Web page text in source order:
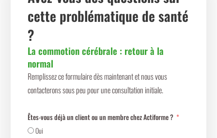
cette problématique de santé
?
La commotion cérébrale : retour à la
normal
Remplissez ce formulaire dès maintenant et nous vous
contacterons sous peu pour une consultation initiale.
Êtes-vous déjà un client ou un membre chez Actiforme ?
Oui